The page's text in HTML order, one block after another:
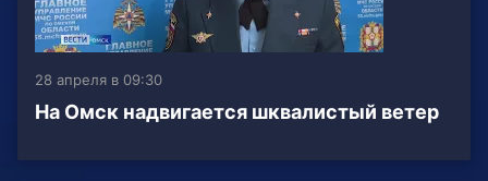
28 апреля в 09:30
На Омск надвигается шквалистый ветер